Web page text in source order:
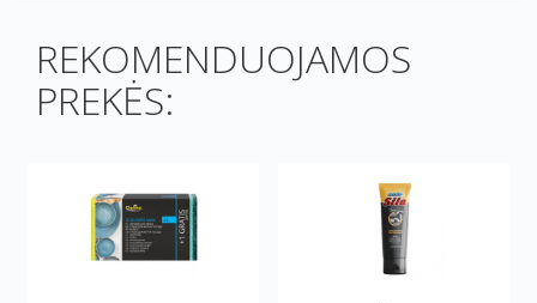
REKOMENDUOJAMOS
PREKĖS: